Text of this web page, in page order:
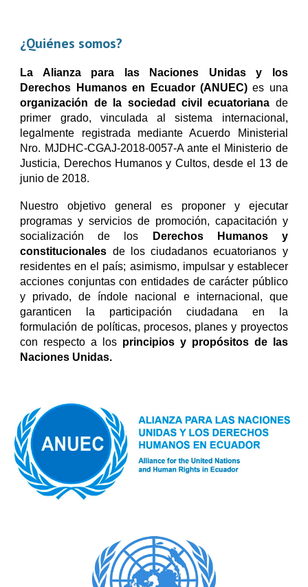
¿Quiénes somos?
La Alianza para las Naciones Unidas y los
Derechos Humanos en Ecuador (ANUEC)es una
organización de la sociedad civil ecuatoriana de
primer grado, vinculada al sistema internacional,
legalmente registrada mediante Acuerdo Ministerial
Nro. MJDHC-CGAJ-2018-0057-A ante el Ministerio de
Justicia, Derechos Humanos y Cultos, desde el 13 de
junio de 2018.
Nuestro objetivo general es proponer y ejecutar
programas y servicios de promoción, capacitación y
socialización de los
Derechos Humanos y
constitucionales de los ciudadanos ecuatorianos y
residentes en el país; asimismo, impulsar y establecer
acciones conjuntas con entidades de carácter público
y privado, de índole nacional e internacional, que
garanticen la participación ciudadana en la
formulación de políticas, procesos, planes y proyectos
con respecto a los principios y propósitos de las
Naciones Unidas.